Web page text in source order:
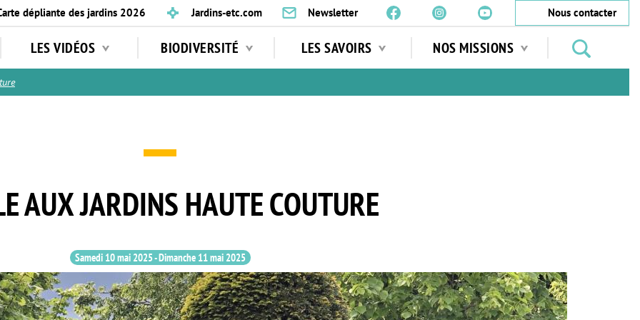
dépliante des jardins 2026 Jardins-etc.com Newsletter
Nous contacter
LES VIDÉOS BIODIVERSITÉ LES SAVOIRS NOS MISSIONS
jardins
AUX JARDINS HAUTE COUTURE
Samedi 10 mai 2025-Dimanche 11 mai 2025